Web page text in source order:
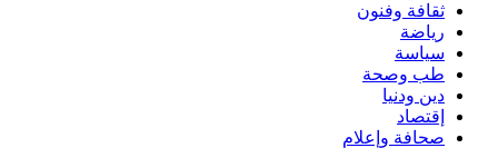
ثقافة وفنون
رياضة
سياسة
طب وصحة
دين ودنيا
إقتصاد
صحافة وإعلام